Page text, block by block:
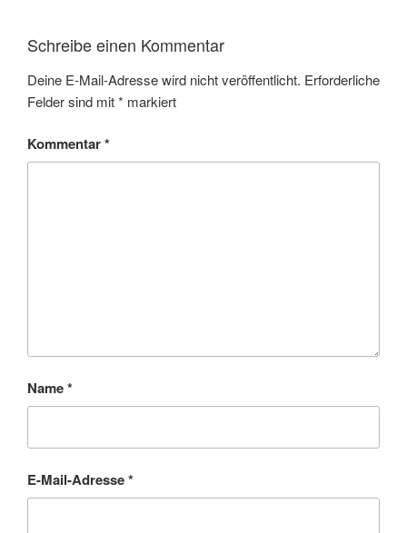
Schreibe einen Kommentar
Deine E-Mail-Adresse wird nicht veröffentlicht. Erforderliche
Felder sind mit* markiert
Kommentar*
Name*
E-Mail-Adresse*